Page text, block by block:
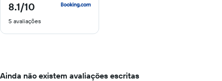
8.1/10
8.1
10
5 avaliações
Ainda não existem avaliações escritas